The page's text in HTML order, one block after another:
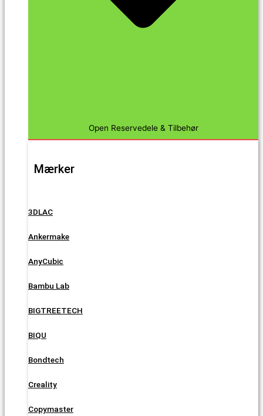
Open Reservedele & Tilbehør
Mærker
3DLAC
Ankermake
AnyCubic
Bambu Lab
BIGTREETECH
BIQU
Bondtech
Creality
Copymaster